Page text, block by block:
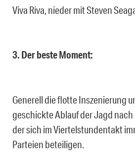
Viva Riva, nieder mit Steven
3. Der beste Moment:
Generell die flotte Inszenierung
geschickte Ablauf der Jagd nach
der sich im Viertelstundentakt
Parteien beteiligen.